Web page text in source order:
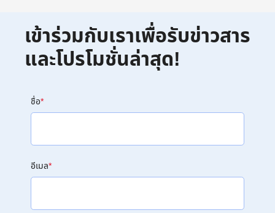
เข้าร่วมกับเราเพื่อรับข่าวสาร
และโปรโมชั่นล่าสุด!
ชื่อ*
อีเมล*